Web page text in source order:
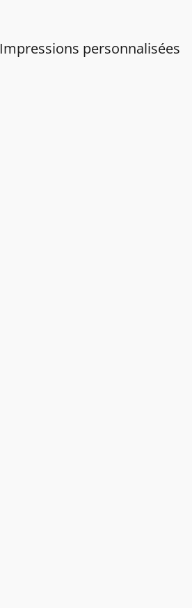
Impressions personnalisées